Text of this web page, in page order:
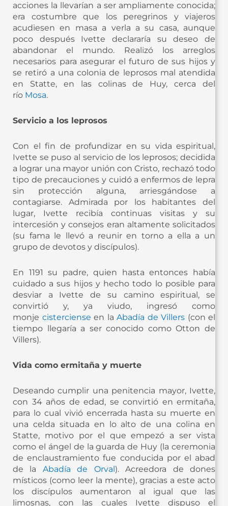
acciones la llevarían a ser ampliamente conocida;
era costumbre que los peregrinos y viajeros
acudiesen en masa a verla a su casa, aunque
poco después Ivette declararía su deseo de
abandonar el mundo. Realizó los arreglos
necesarios para asegurar el futuro de sus hijos y
se retiró a una colonia de leprosos mal atendida
en Statte, en las colinas de Huy, cerca del
río Mosa.
Servicio a los leprosos
Con el fin de profundizar en su vida espiritual,
Ivette se puso al servicio de los leprosos; decidida
a lograr una mayor unión con Cristo, rechazó todo
tipo de precauciones y cuidó a enfermos de lepra
sin protección alguna, arriesgándose a
contagiarse. Admirada por los habitantes del
lugar, Ivette recibía continuas visitas y su
intercesión y consejos eran altamente solicitados
(su fama le llevó a reunir en torno a ella a un
grupo de devotos y discípulos).
En 1191 su padre, quien hasta entonces había
cuidado a sus hijos y hecho todo lo posible para
desviar a Ivette de su camino espiritual, se
convirtió y, ya viudo, ingresó como
monje cisterciense en la Abadía de Villers (con el
tiempo llegaría a ser conocido como Otton de
Villers).
Vida como ermitaña y muerte
Deseando cumplir una penitencia mayor, Ivette,
con 34 años de edad, se convirtió en ermitaña,
para lo cual vivió encerrada hasta su muerte en
una celda situada en lo alto de una colina en
Statte, motivo por el que empezó a ser vista
como el ángel de la guarda de Huy (la ceremonia
de enclaustramiento fue conducida por el abad
de la Abadía de Orval ). Acreedora de dones
místicos (como leer la mente), gracias a este acto
los discípulos aumentaron al igual que las
limosnas, con las cuales Ivette dispuso el